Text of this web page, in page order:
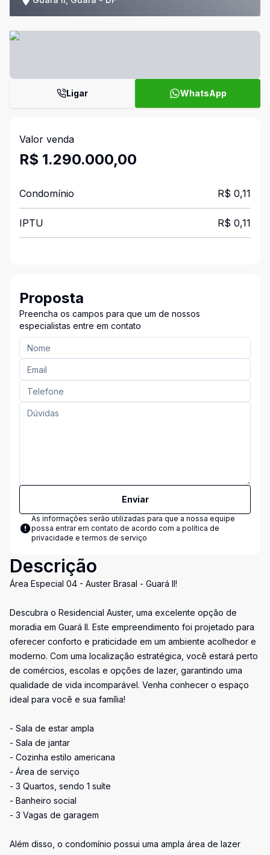
Ligar WhatsApp
Valor venda
R$ 1.290.000,00
Condomínio R$ 0,11
IPTU R$ 0,11
Proposta
Preencha os campos para que um de nossos
especialistas entre em contato
Enviar
As informações serão utilizadas para que a nossa equipe
possa entrar em contato de acordo com a política de
privacidade e termos de serviço
Descrição
Área Especial 04 - Auster Brasal - Guará II!
Descubra o Residencial Auster, uma excelente opção de
moradia em Guará II. Este empreendimento foi projetado para
oferecer conforto e praticidade em um ambiente acolhedor e
moderno. Com uma localização estratégica, você estará perto
de comércios, escolas e opções de lazer, garantindo uma
qualidade de vida incomparável. Venha conhecer o espaço
ideal para você e sua família!
- Sala de estar ampla
- Sala de jantar
- Cozinha estilo americana
- Área de serviço
- 3 Quartos, sendo 1 suíte
- Banheiro social
- 3 Vagas de garagem
Além disso, o condomínio possui uma ampla área de lazer